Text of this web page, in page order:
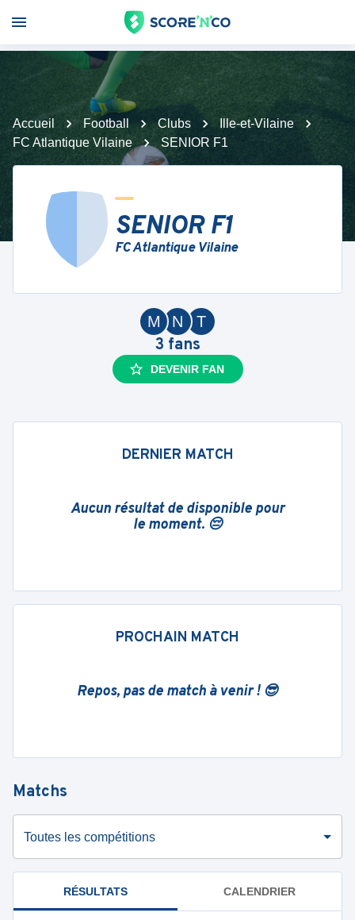
Accueil Football Clubs
Ille-et-Vilaine
FC Atlantique Vilaine
SENIOR F1
SENIOR F1
FC Atlantique Vilaine
T
N
M
3 fans
DEVENIR FAN
DERNIER MATCH
Aucun résultat de disponible pour
le moment. 😔
PROCHAIN MATCH
Repos, pas de match à venir ! 😎
Matchs
Toutes les compétitions
RÉSULTATS CALENDRIER